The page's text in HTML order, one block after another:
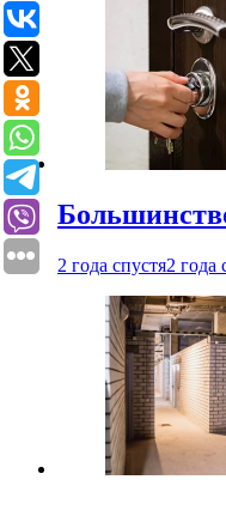
2 года спустя2 года